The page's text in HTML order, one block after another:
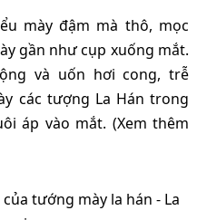
mày đậm mà thô, mọc
gần như cụp xuống mắt.
và uốn hơi cong, trễ
các tượng La Hán trong
áp vào mắt. (Xem thêm